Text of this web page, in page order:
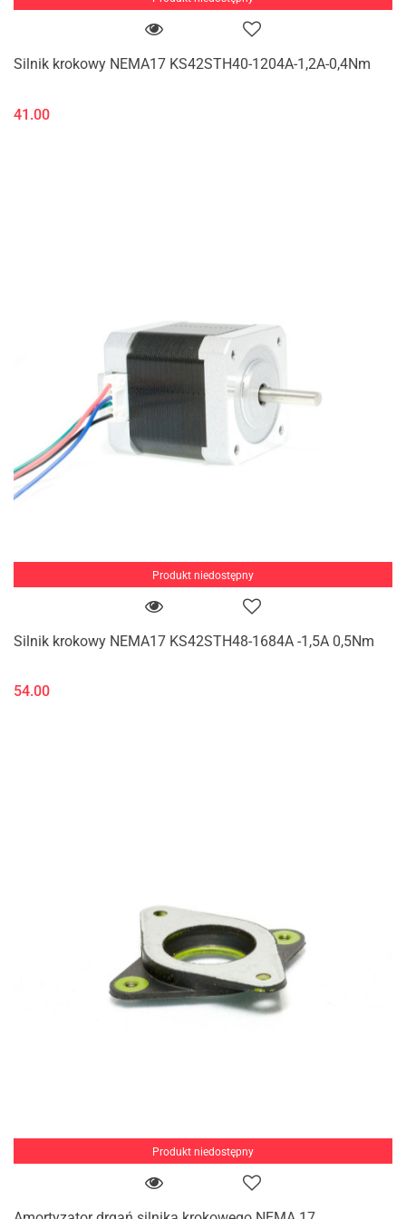
Silnik krokowy NEMA17 KS42STH40-1204A-1,2A-0,4Nm
41.00
Produkt niedostępny
Silnik krokowy NEMA17 KS42STH48-1684A -1,5A 0,5Nm
54.00
Produkt niedostępny